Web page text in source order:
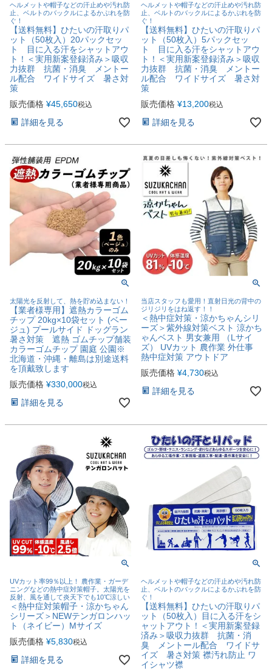
ヘルメットや帽子などの汗止めや汚れ防
止、ベルトのバックルによるかぶれを防
ぐ！
【送料無料】ひたいの汗取りパ
ット（50枚入）20パックセッ
ト 目に入る汗をシャットアウ
ト！＜実用新案登録済み＞吸収
力抜群 抗菌・消臭 メントー
ル配合 ワイドサイズ 暑さ対
策
販売価格 ¥45,650税込
詳細を見る
ヘルメットや帽子などの汗止めや汚れ防
止、ベルトのバックルによるかぶれを防
ぐ！
【送料無料】ひたいの汗取りパ
ット（50枚入）5パックセッ
ト 目に入る汗をシャットアウ
ト！＜実用新案登録済み＞吸収
力抜群 抗菌・消臭 メントー
ル配合 ワイドサイズ 暑さ対
策
販売価格 ¥13,200税込
詳細を見る
太陽光を反射して、熱を貯め込まない！
【業者様専用】遮熱カラーゴム
チップ 20kg×10袋セット (ベー
ジュ) プールサイド ドッグラン
暑さ対策 遮熱 ゴムチップ舗装
カラーゴムチップ 園庭 公園※
北海道・沖縄・離島は別途送料
を頂戴致します
販売価格 ¥330,000税込
詳細を見る
当店スタッフも愛用！直射日光の背中の
ジリジリをはね返す！！
＜熱中症対策・涼かちゃんシリ
ーズ＞紫外線対策ベスト 涼かち
ゃんベスト 男女兼用 （Lサイ
ズ） UVカット 農作業 外仕事
熱中症対策 アウトドア
販売価格 ¥4,730税込
詳細を見る
UVカット率99％以上！ 農作業・ガーデ
ニングなどの熱中症対策帽子。太陽光を
反射、風を通して炎天下でも10℃涼しい
＜熱中症対策帽子・涼かちゃん
シリーズ＞NEWテンガロンハッ
ト（ネイビー）Mサイズ
販売価格 ¥5,830税込
詳細を見る
ヘルメットや帽子などの汗止めや汚れ防
止、ベルトのバックルによるかぶれを防
ぐ！
【送料無料】ひたいの汗取りパ
ット（50枚入）目に入る汗をシ
ャットアウト！＜実用新案登録
済み＞吸収力抜群 抗菌・消
臭 メントール配合 ワイドサ
イズ 暑さ対策 襟汚れ防止 ワ
イシャツ襟